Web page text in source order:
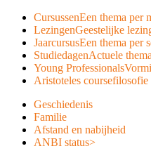
CursussenEen thema per
LezingenGeestelijke
JaarcursusEen thema per
StudiedagenActuele
Young Professionals
Aristoteles coursefilosofie
Geschiedenis
Familie
Afstand en nabijheid
ANBI status>